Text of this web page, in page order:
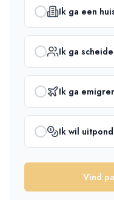
Ik ga een
Ik ga
Ik ga
Ik wil
Vind